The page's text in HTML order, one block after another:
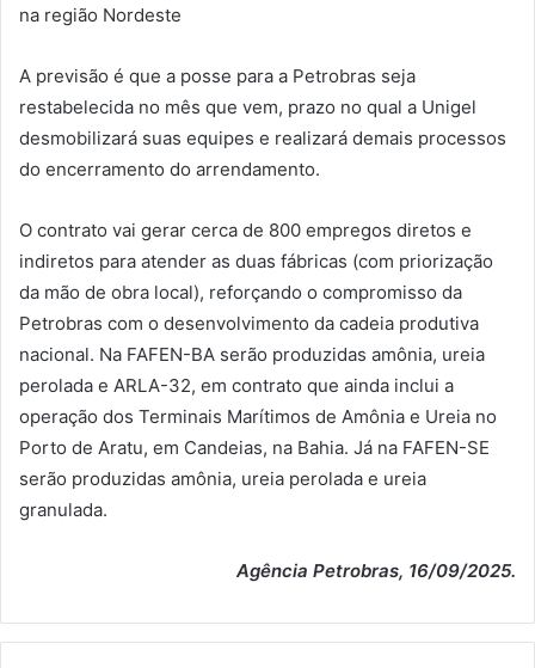
na região Nordeste
A previsão é que a posse para a Petrobras seja
restabelecida no mês que vem, prazo no qual a Unigel
desmobilizará suas equipes e realizará demais processos
do encerramento do arrendamento.
O contrato vai gerar cerca de 800 empregos diretos e
indiretos para atender as duas fábricas (com priorização
da mão de obra local), reforçando o compromisso da
Petrobras com o desenvolvimento da cadeia produtiva
nacional. Na FAFEN-BA serão produzidas amônia, ureia
perolada e ARLA-32, em contrato que ainda inclui a
operação dos Terminais Marítimos de Amônia e Ureia no
Porto de Aratu, em Candeias, na Bahia. Já na FAFEN-SE
serão produzidas amônia, ureia perolada e ureia
granulada.
Agência Petrobras, 16/09/2025.